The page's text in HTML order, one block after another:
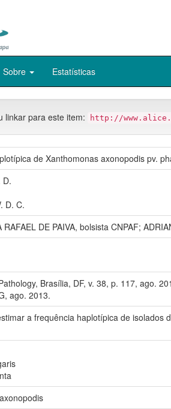
Sobre Estatísticas
linkar para este item: http://
de Xanthomonas axonopodis pv.
D.
D. C.
RAFAEL DE PAIVA, bolsista CNPAF;
Brasília, DF, v. 38, p. 117, ago.
ago. 2013.
a frequência haplotípica de isolados